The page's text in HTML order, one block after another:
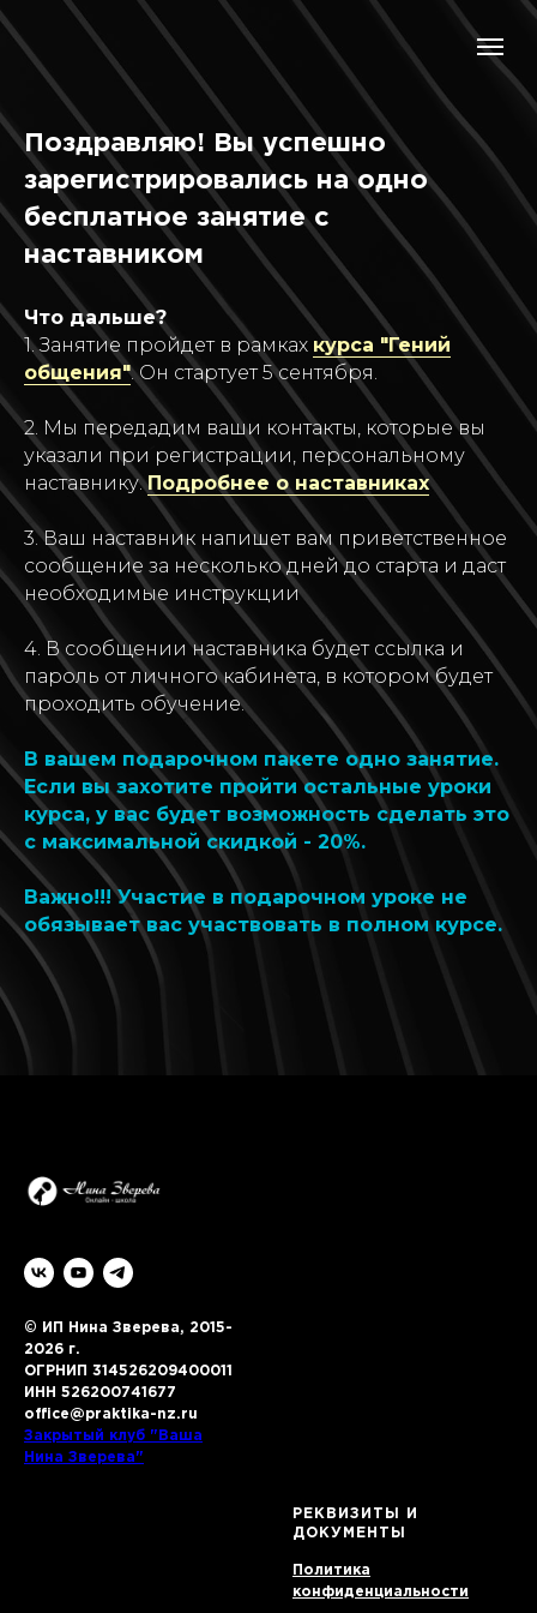
Поздравляю! Вы успешно
зарегистрировались на одно
бесплатное занятие с
наставником
Что дальше?
1. Занятие пройдет в рамках курса "Гений
общения". Он стартует 5 сентября.
2. Мы передадим ваши контакты, которые вы
указали при регистрации, персональному
наставнику.Подробнее о наставниках
3. Ваш наставник напишет вам приветственное
сообщение за несколько дней до старта и даст
необходимые инструкции
4. В сообщении наставника будет ссылка и
пароль от личного кабинета, в котором будет
проходить обучение.
В вашем подарочном пакете одно занятие.
Если вы захотите пройти остальные уроки
курса, у вас будет возможность сделать это
с максимальной скидкой - 20%.
Важно!!! Участие в подарочном уроке не
обязывает вас участвовать в полном курсе.
© ИП Нина Зверева, 2015-
2026 г.
ОГРНИП 314526209400011
ИНН 526200741677
office@praktika-nz.ru
Закрытый клуб "Ваша
Нина Зверева"
РЕКВИЗИТЫ И
ДОКУМЕНТЫ
Политика
конфиденциальности